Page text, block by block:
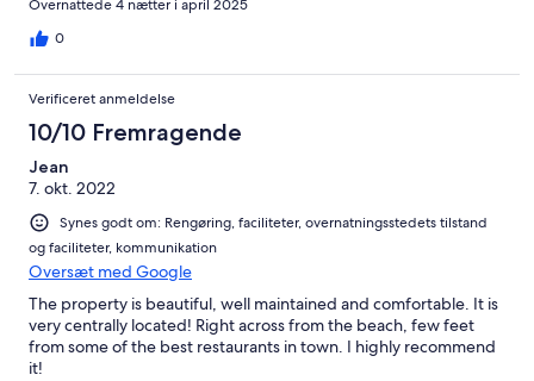
Overnattede 4 nætter i april 2025
0
Verificeret anmeldelse
10/10 Fremragende
Jean
7. okt. 2022
Synes godt om: Rengøring, faciliteter, overnatningsstedets tilstand
og faciliteter, kommunikation
Oversæt med Google
The property is beautiful, well maintained and comfortable. It is
very centrally located! Right across from the beach, few feet
from some of the best restaurants in town. I highly recommend
it!